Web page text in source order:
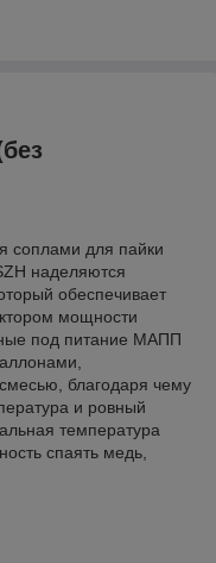
соплами для пайки
наделяются
обеспечивает
мощности
под питание МАПП
благодаря чему
и ровный
температура
спаять медь,